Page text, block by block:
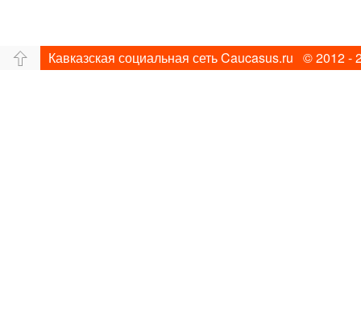
Кавказская социальная сеть Caucasus.ru © 2012 -